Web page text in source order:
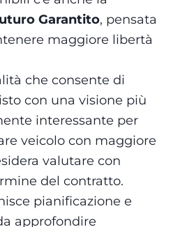
Garantito, pensata
maggiore libertà
che consente di
con una visione più
interessante per
veicolo con maggiore
valutare con
del contratto.
pianificazione e
approfondire